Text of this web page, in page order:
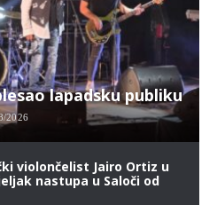
lapadsku publiku
2026
violončelist Jairo Ortiz u
nastupa u Saloči od